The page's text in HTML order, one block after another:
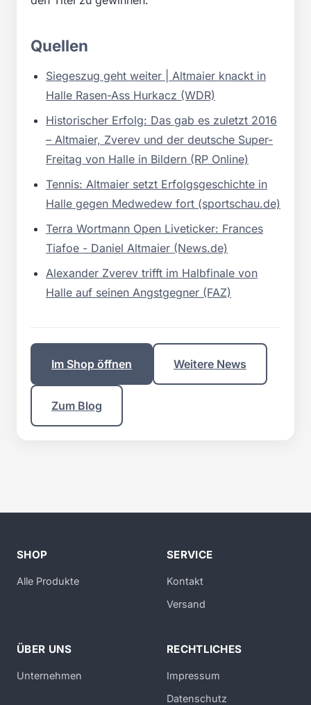
Quellen
Siegeszug geht weiter | Altmaier knackt in
Halle Rasen-Ass Hurkacz (WDR)
Historischer Erfolg: Das gab es zuletzt 2016
– Altmaier, Zverev und der deutsche Super-
Freitag von Halle in Bildern (RP Online)
Tennis: Altmaier setzt Erfolgsgeschichte in
Halle gegen Medwedew fort (sportschau.de)
Terra Wortmann Open Liveticker: Frances
Tiafoe - Daniel Altmaier (News.de)
Alexander Zverev trifft im Halbfinale von
Halle auf seinen Angstgegner (FAZ)
Im Shop öffnen Weitere News
Zum Blog
SHOP
Alle Produkte
SERVICE
Kontakt
Versand
ÜBER UNS
Unternehmen
RECHTLICHES
Impressum
Datenschutz